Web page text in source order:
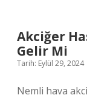
Akciğer
Gelir Mi
Tarih: Eylül 29, 2024
Nemli hava